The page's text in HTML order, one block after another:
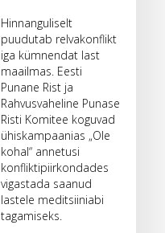
Hinnanguliselt
puudutab relvakonflikt
iga kümnendat last
maailmas. Eesti
Punane Rist ja
Rahvusvaheline Punase
Risti Komitee koguvad
ühiskampaanias „Ole
kohal“ annetusi
konfliktipiirkondades
vigastada saanud
lastele meditsiiniabi
tagamiseks.